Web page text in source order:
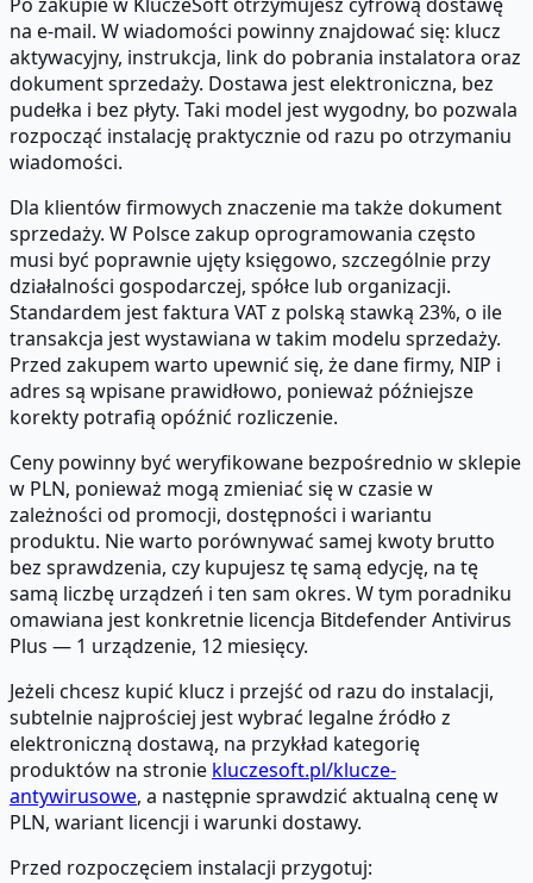
na e-mail. W wiadomości powinny znajdować się: klucz
aktywacyjny, instrukcja, link do pobrania instalatora oraz
dokument sprzedaży. Dostawa jest elektroniczna, bez
pudełka i bez płyty. Taki model jest wygodny, bo pozwala
rozpocząć instalację praktycznie od razu po otrzymaniu
wiadomości.
Dla klientów firmowych znaczenie ma także dokument
sprzedaży. W Polsce zakup oprogramowania często
musi być poprawnie ujęty księgowo, szczególnie przy
działalności gospodarczej, spółce lub organizacji.
Standardem jest faktura VAT z polską stawką 23%, o ile
transakcja jest wystawiana w takim modelu sprzedaży.
Przed zakupem warto upewnić się, że dane firmy, NIP i
adres są wpisane prawidłowo, ponieważ późniejsze
korekty potrafią opóźnić rozliczenie.
Ceny powinny być weryfikowane bezpośrednio w sklepie
w PLN, ponieważ mogą zmieniać się w czasie w
zależności od promocji, dostępności i wariantu
produktu. Nie warto porównywać samej kwoty brutto
bez sprawdzenia, czy kupujesz tę samą edycję, na tę
samą liczbę urządzeń i ten sam okres. W tym poradniku
omawiana jest konkretnie licencja Bitdefender Antivirus
Plus — 1 urządzenie, 12 miesięcy.
Jeżeli chcesz kupić klucz i przejść od razu do instalacji,
subtelnie najprościej jest wybrać legalne źródło z
elektroniczną dostawą, na przykład kategorię
produktów na stronie kluczesoft.pl/klucze-
antywirusowe, a następnie sprawdzić aktualną cenę w
PLN, wariant licencji i warunki dostawy.
Przed rozpoczęciem instalacji przygotuj: